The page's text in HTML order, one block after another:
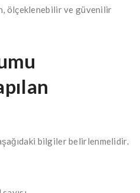
ölçeklenebilir ve güvenilir
bilgiler belirlenmelidir.